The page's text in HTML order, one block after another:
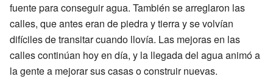
fuente para conseguir agua. También se arreglaron las
calles, que antes eran de piedra y tierra y se volvían
difíciles de transitar cuando llovía. Las mejoras en las
calles continúan hoy en día, y la llegada del agua animó a
la gente a mejorar sus casas o construir nuevas.